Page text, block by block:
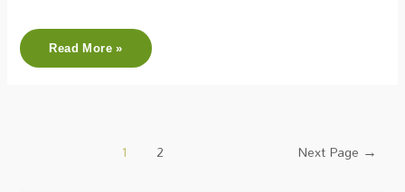
Read More »
1 2 Next Page →